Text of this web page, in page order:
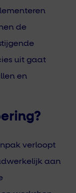
de
uit gaat
en
verloopt
aan